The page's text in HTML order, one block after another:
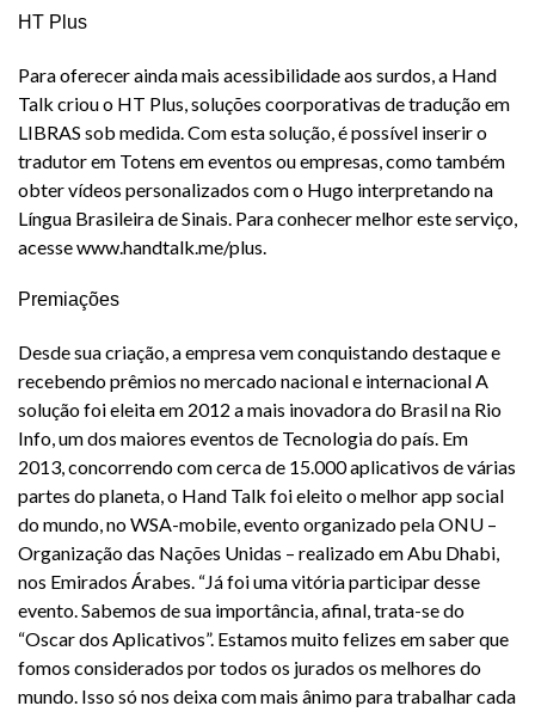
HT Plus
Para oferecer ainda mais acessibilidade aos surdos, a Hand
Talk criou o HT Plus, soluções coorporativas de tradução em
LIBRAS sob medida. Com esta solução, é possível inserir o
tradutor em Totens em eventos ou empresas, como também
obter vídeos personalizados com o Hugo interpretando na
Língua Brasileira de Sinais. Para conhecer melhor este serviço,
acesse www.handtalk.me/plus.
Premiações
Desde sua criação, a empresa vem conquistando destaque e
recebendo prêmios no mercado nacional e internacional A
solução foi eleita em 2012 a mais inovadora do Brasil na Rio
Info, um dos maiores eventos de Tecnologia do país. Em
2013, concorrendo com cerca de 15.000 aplicativos de várias
partes do planeta, o Hand Talk foi eleito o melhor app social
do mundo, no WSA-mobile, evento organizado pela ONU –
Organização das Nações Unidas – realizado em Abu Dhabi,
nos Emirados Árabes. “Já foi uma vitória participar desse
evento. Sabemos de sua importância, afinal, trata-se do
“Oscar dos Aplicativos”. Estamos muito felizes em saber que
fomos considerados por todos os jurados os melhores do
mundo. Isso só nos deixa com mais ânimo para trabalhar cada